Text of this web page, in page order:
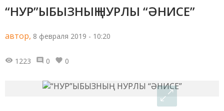
“НУР”ЫБЫЗНЫҢ НУРЛЫ “ӘНИСЕ”
автор, 8 февраля 2019 - 10:20
1223 0 0